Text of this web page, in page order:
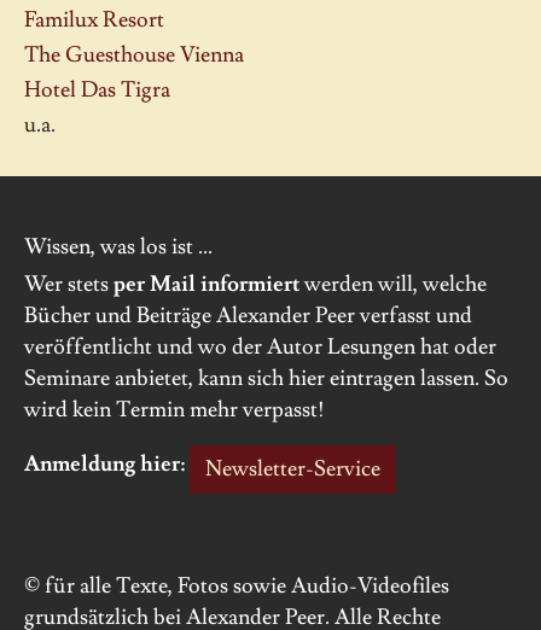
Familux Resort
The Guesthouse Vienna
Hotel Das Tigra
u.a.
Wissen, was los ist ...
Wer stetsper Mail informiertwerden will, welche
Bücher und Beiträge Alexander Peer verfasst und
veröffentlicht und wo der Autor Lesungen hat oder
Seminare anbietet, kann sich hier eintragen lassen. So
wird kein Termin mehr verpasst!
Anmeldung hier:
Newsletter-Service
© für alle Texte, Fotos sowie Audio-Videofiles
grundsätzlich bei Alexander Peer. Alle Rechte